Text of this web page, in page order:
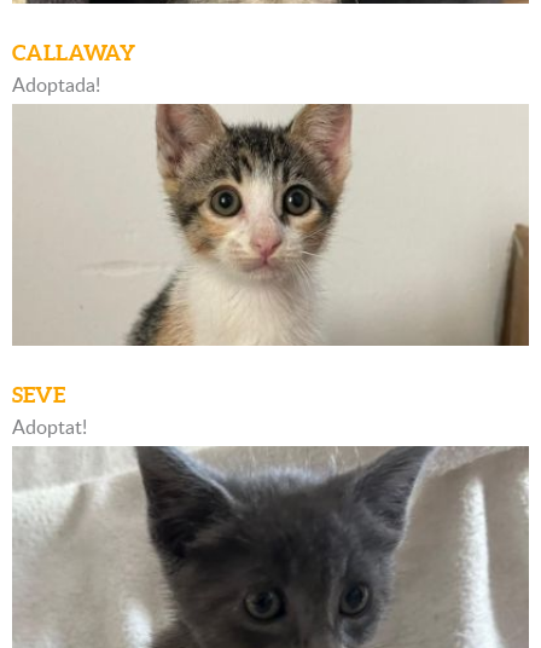
CALLAWAY
Adoptada!
SEVE
Adoptat!